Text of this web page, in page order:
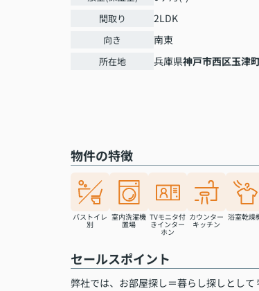
間取り 2LDK
向き 南東
所在地 兵庫県神戸市西区玉津
物件の特徴
バストイレ
別
室内洗濯機
置場
TVモニタ付
きインター
ホン
カウンター
キッチン
浴室乾燥
セールスポイント
弊社では、お部屋探し＝暮らし探しとして